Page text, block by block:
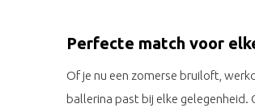
Perfecte match voor
Of je nu een zomerse bruiloft,
ballerina past bij elke gelegenheid.